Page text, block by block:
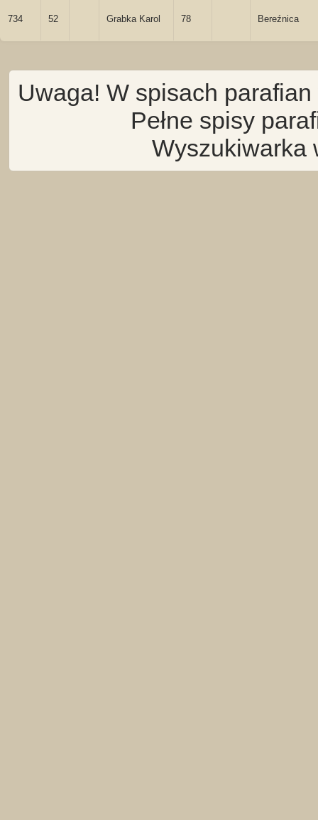
734 52 Grabka Karol 78 Bereźnica
Uwaga! W spisach
Pełne spisy
Wyszukiwarka